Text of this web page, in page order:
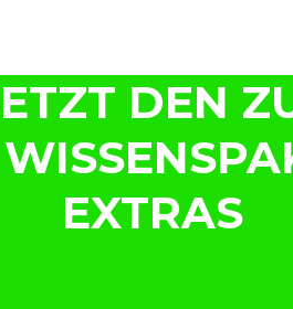
DEN
EXTRAS